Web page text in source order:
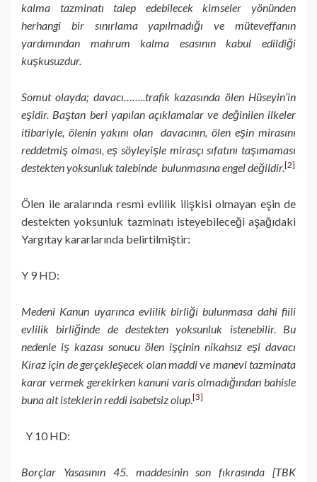
kalma tazminatı talep edebilecek kimseler yönünden
herhangi bir sınırlama yapılmadığı ve müteveffanın
yardımından mahrum kalma esasının kabul edildiği
kuşkusuzdur.
Somut olayda; davacı……..trafik kazasında ölen Hüseyin’in
eşidir. Baştan beri yapılan açıklamalar ve değinilen ilkeler
itibariyle, ölenin yakını olan davacının, ölen eşin mirasını
reddetmiş olması, eş söyleyişle mirasçı sıfatını taşımaması
destekten yoksunluk talebinde bulunmasına engel değildir.[2]
Ölen ile aralarında resmi evlilik ilişkisi olmayan eşin de
destekten yoksunluk tazminatı isteyebileceği aşağıdaki
Yargıtay kararlarında belirtilmiştir:
Y 9 HD:
Medeni Kanun uyarınca evlilik birliği bulunmasa dahi fiili
evlilik birliğinde de destekten yoksunluk istenebilir. Bu
nedenle iş kazası sonucu ölen işçinin nikahsız eşi davacı
Kiraz için de gerçekleşecek olan maddi ve manevi tazminata
karar vermek gerekirken kanuni varis olmadığından bahisle
buna ait isteklerin reddi isabetsiz olup.[3]
Y 10 HD:
Borçlar Yasasının 45. maddesinin son fıkrasında [TBK